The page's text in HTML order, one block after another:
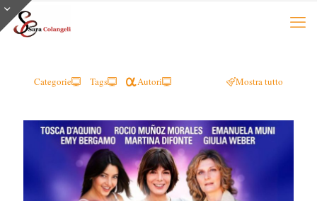
Categorie Tags Autori Mostra tutto